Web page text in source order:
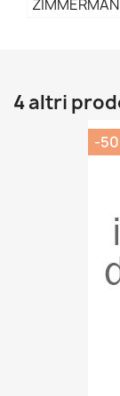
4 altri
-